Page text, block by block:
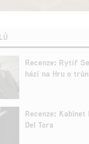
Recenze: Rytíř
hází na Hru o
Recenze:
Del Tora